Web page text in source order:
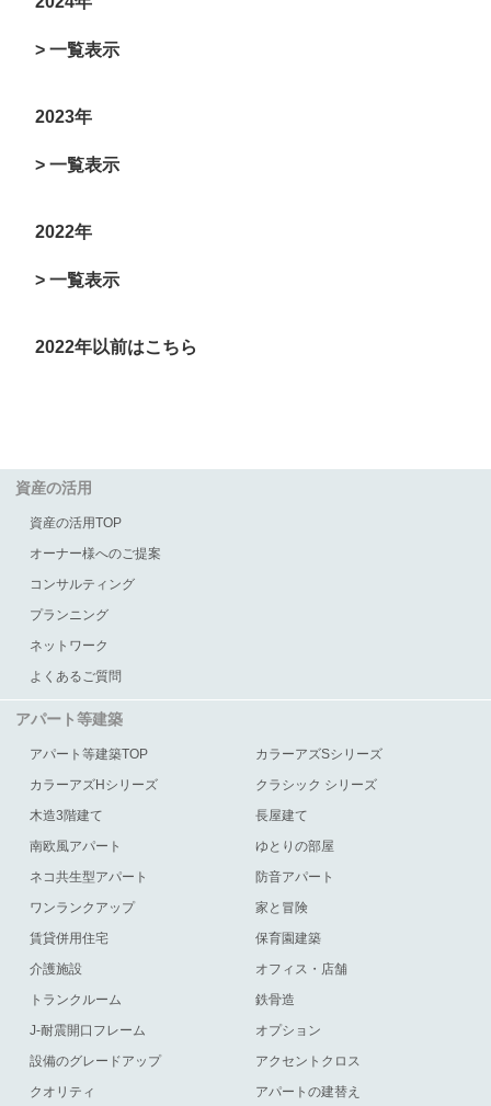
> 一覧表示
2023年
> 一覧表示
2022年
> 一覧表示
2022年以前はこちら
資産の活用
資産の活用TOP
オーナー様へのご提案
コンサルティング
プランニング
ネットワーク
よくあるご質問
アパート等建築
アパート等建築TOP
カラーアズSシリーズ
カラーアズHシリーズ
クラシック シリーズ
木造3階建て
長屋建て
南欧風アパート
ゆとりの部屋
ネコ共生型アパート
防音アパート
ワンランクアップ
家と冒険
賃貸併用住宅
保育園建築
介護施設
オフィス・店舗
トランクルーム
鉄骨造
J-耐震開口フレーム
オプション
設備のグレードアップ
アクセントクロス
クオリティ
アパートの建替え